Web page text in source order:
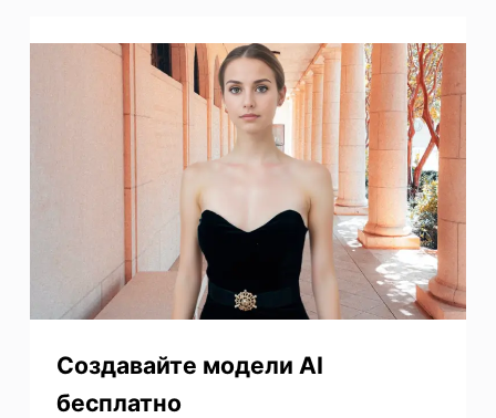
Создавайте модели AI
бесплатно